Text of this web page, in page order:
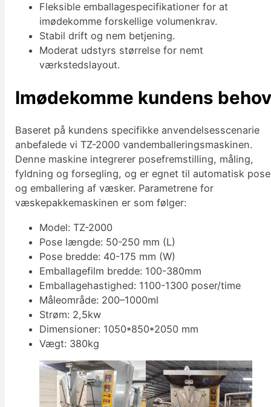
Fleksible emballagespecifikationer for at
imødekomme forskellige volumenkrav.
Stabil drift og nem betjening.
Moderat udstyrs størrelse for nemt
værkstedslayout.
Imødekomme kundens
Baseret på kundens specifikke anvendelsesscenarie
anbefalede vi TZ-2000 vandemballeringsmaskinen.
Denne maskine integrerer posefremstilling, måling,
fyldning og forsegling, og er egnet til automatisk
og emballering af væsker. Parametrene for
væskepakkemaskinen er som følger:
Model: TZ-2000
Pose længde: 50-250 mm (L)
Pose bredde: 40-175 mm (W)
Emballagefilm bredde: 100-380mm
Emballagehastighed: 1100-1300 poser/time
Måleområde: 200–1000ml
Strøm: 2,5kw
Dimensioner: 1050*850*2050 mm
Vægt: 380kg